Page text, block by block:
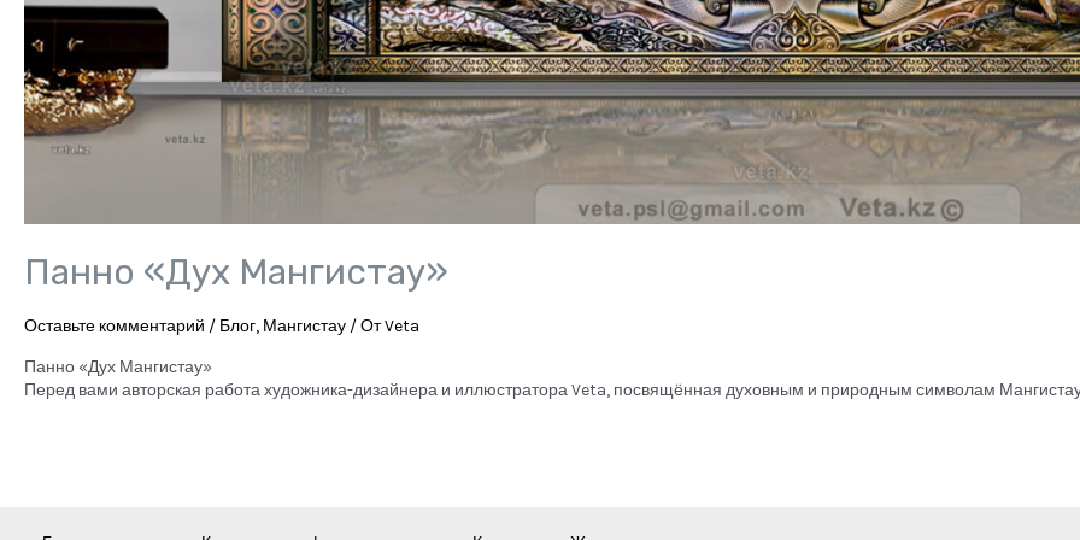
Панно «Дух Мангистау»
Оставьте комментарий / Блог, Мангистау / ОтVeta
Панно «Дух Мангистау»
Перед вами авторская работа художника-дизайнера и иллюстратора Veta, посвящённая духовным и природным символам